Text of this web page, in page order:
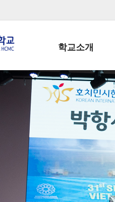
학교소개
학교장인사말
학생회장인사말
학교상징
학교 CI
교직원현황
학생현황
위치/전화